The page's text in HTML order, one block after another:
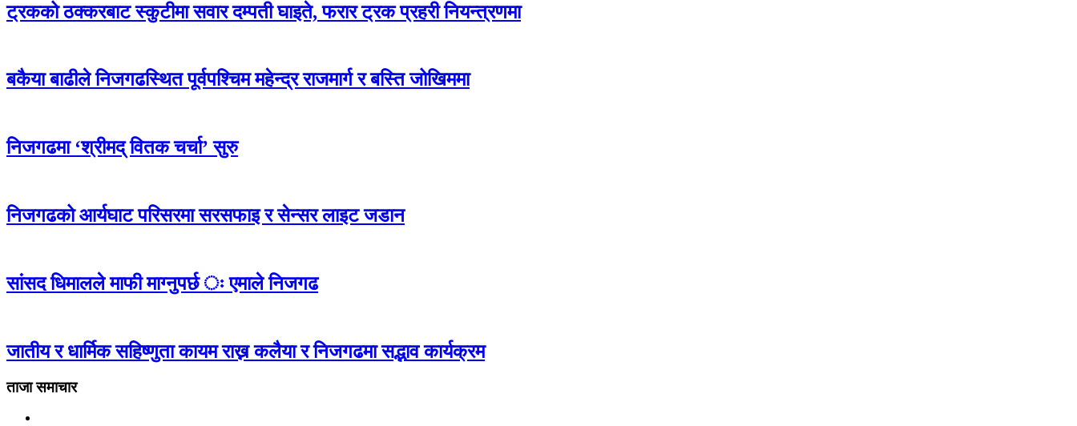
ट्रकको ठक्करबाट स्कुटीमा सवार दम्पती घाइते, फरार ट्रक प्रहरी नियन्त्रणमा
बकैया बाढीले निजगढस्थित पूर्वपश्चिम महेन्द्र राजमार्ग र बस्ति जोखिममा
निजगढमा ‘श्रीमद् वितक चर्चा’ सुरु
निजगढको आर्यघाट परिसरमा सरसफाइ र सेन्सर लाइट जडान
सांसद धिमालले माफी माग्नुपर्छ ः एमाले निजगढ
जातीय र धार्मिक सहिष्णुता कायम राख्न कलैया र निजगढमा सद्भाव कार्यक्रम
ताजा समाचार